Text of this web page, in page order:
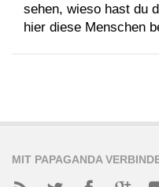
sehen, wieso hast du
hier diese Menschen
MIT PAPAGANDA